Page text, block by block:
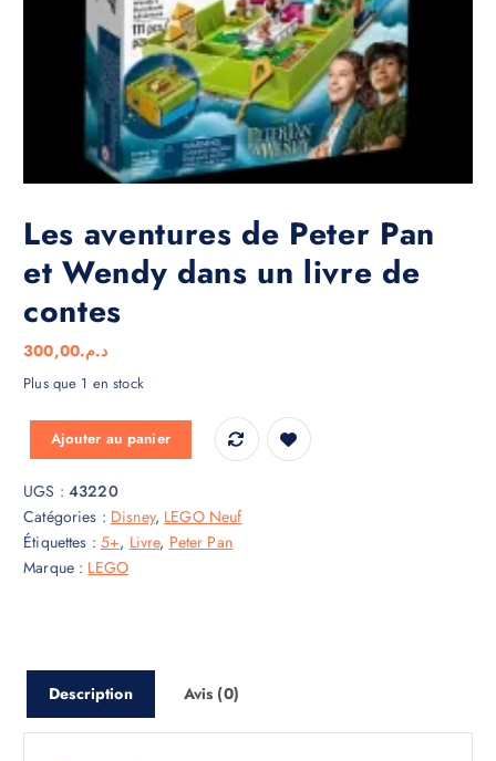
Les aventures de Peter Pan
et Wendy dans un livre de
contes
د.م.300,00
Plus que 1 en stock
quantité de Les aventures de Peter Pan et Wendy dans un livre de
Ajouter au panier
UGS : 43220
Catégories : Disney, LEGO Neuf
Étiquettes : 5+, Livre, Peter Pan
Marque : LEGO
Description Avis (0)